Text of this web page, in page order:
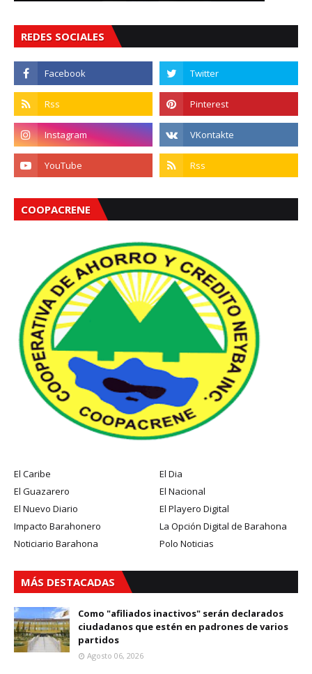
REDES SOCIALES
COOPACRENE
El Caribe
El Dia
El Guazarero
El Nacional
El Nuevo Diario
El Playero Digital
Impacto Barahonero
La Opción Digital de Barahona
Noticiario Barahona
Polo Noticias
MÁS DESTACADAS
Como "afiliados inactivos" serán declarados
ciudadanos que estén en padrones de varios
partidos
Agosto 06, 2026